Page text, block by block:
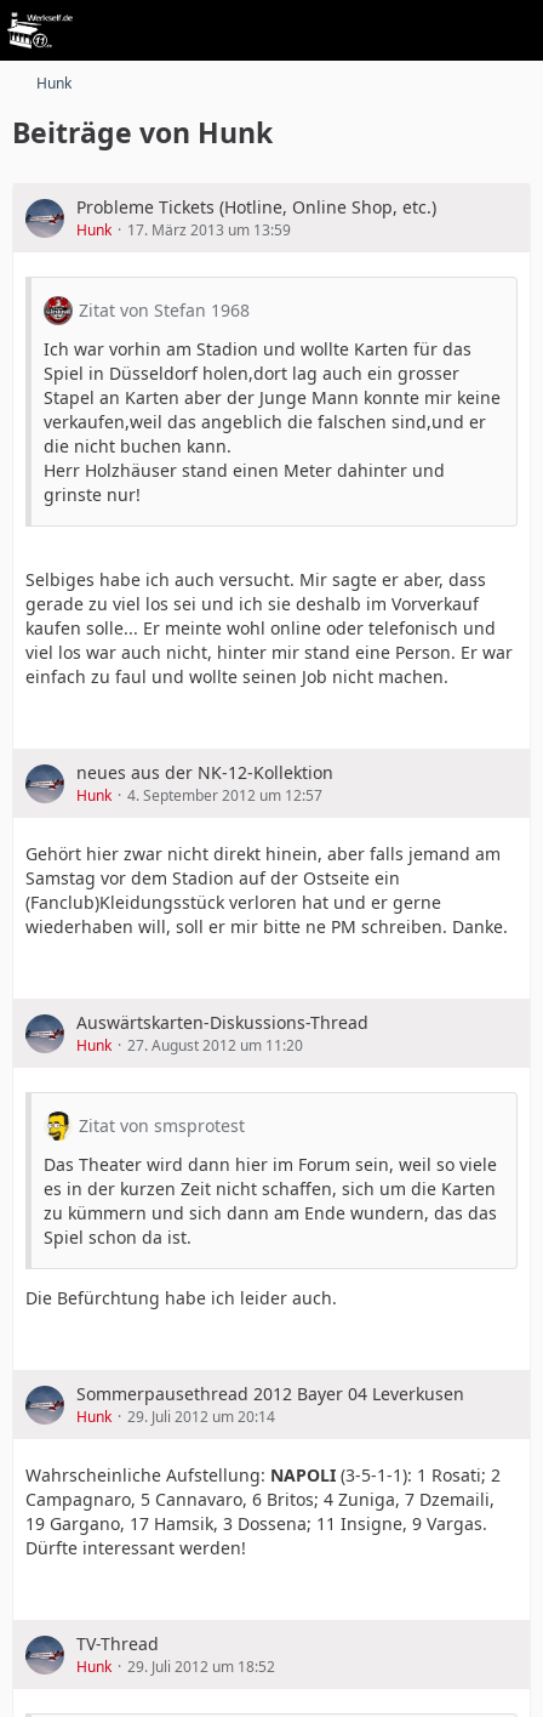
Hunk
Beiträge von Hunk
Probleme Tickets (Hotline, Online Shop, etc.)
Hunk 17. März 2013 um 13:59
Zitat von Stefan 1968
Ich war vorhin am Stadion und wollte Karten für das
Spiel in Düsseldorf holen,dort lag auch ein grosser
Stapel an Karten aber der Junge Mann konnte mir keine
verkaufen,weil das angeblich die falschen sind,und er
die nicht buchen kann.
Herr Holzhäuser stand einen Meter dahinter und
grinste nur!
Selbiges habe ich auch versucht. Mir sagte er aber, dass
gerade zu viel los sei und ich sie deshalb im Vorverkauf
kaufen solle... Er meinte wohl online oder telefonisch und
viel los war auch nicht, hinter mir stand eine Person. Er war
einfach zu faul und wollte seinen Job nicht machen.
neues aus der NK-12-Kollektion
Hunk 4. September 2012 um 12:57
Gehört hier zwar nicht direkt hinein, aber falls jemand am
Samstag vor dem Stadion auf der Ostseite ein
(Fanclub)Kleidungsstück verloren hat und er gerne
wiederhaben will, soll er mir bitte ne PM schreiben. Danke.
Auswärtskarten-Diskussions-Thread
Hunk 27. August 2012 um 11:20
Zitat von smsprotest
Das Theater wird dann hier im Forum sein, weil so viele
es in der kurzen Zeit nicht schaffen, sich um die Karten
zu kümmern und sich dann am Ende wundern, das das
Spiel schon da ist.
Die Befürchtung habe ich leider auch.
Sommerpausethread 2012 Bayer 04 Leverkusen
Hunk 29. Juli 2012 um 20:14
Wahrscheinliche Aufstellung: NAPOLI (3-5-1-1): 1 Rosati; 2
Campagnaro, 5 Cannavaro, 6 Britos; 4 Zuniga, 7 Dzemaili,
19 Gargano, 17 Hamsik, 3 Dossena; 11 Insigne, 9 Vargas.
Dürfte interessant werden!
TV-Thread
Hunk 29. Juli 2012 um 18:52